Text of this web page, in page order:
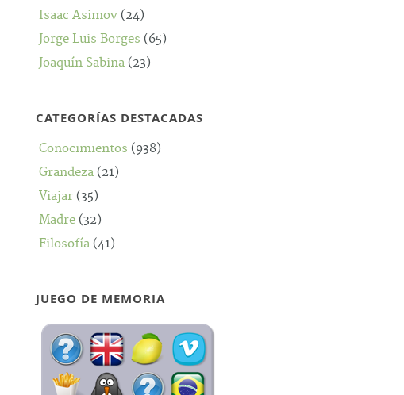
Isaac Asimov (24)
Jorge Luis Borges (65)
Joaquín Sabina (23)
CATEGORÍAS DESTACADAS
Conocimientos (938)
Grandeza (21)
Viajar (35)
Madre (32)
Filosofía (41)
JUEGO DE MEMORIA